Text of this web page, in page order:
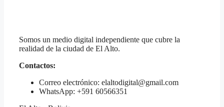
Somos un medio digital independiente que cubre la
realidad de la ciudad de El Alto.
Contactos:
Correo electrónico: elaltodigital@gmail.com
WhatsApp: +591 60566351